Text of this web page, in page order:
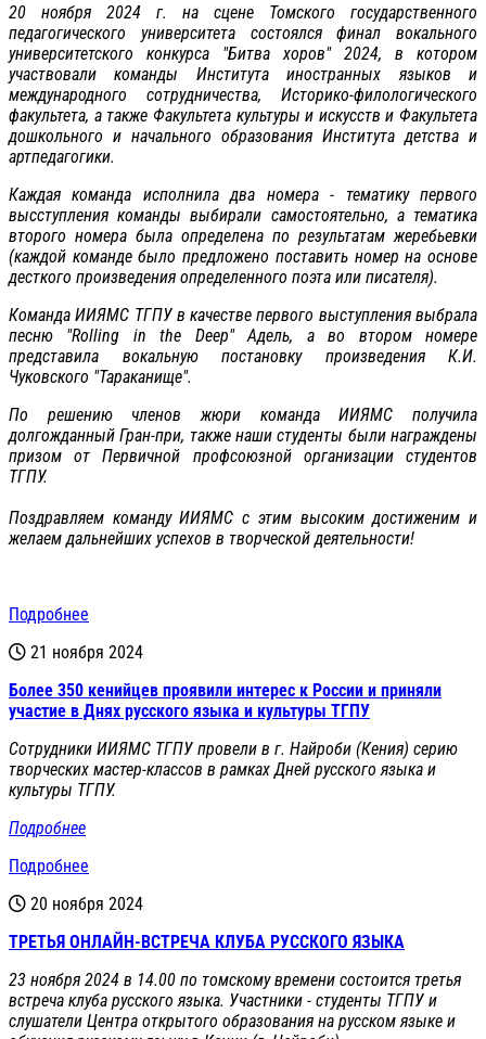
20 ноября 2024 г. на сцене Томского государственного
педагогического университета состоялся финал вокального
университетского конкурса "Битва хоров" 2024, в котором
участвовали команды Института иностранных языков и
международного сотрудничества, Историко-филологического
факультета, а также Факультета культуры и искусств и Факультета
дошкольного и начального образования Института детства и
артпедагогики.
Каждая команда исполнила два номера - тематику первого
высступления команды выбирали самостоятельно, а тематика
второго номера была определена по результатам жеребьевки
(каждой команде было предложено поставить номер на основе
десткого произведения определенного поэта или писателя).
Команда ИИЯМС ТГПУ в качестве первого выступления выбрала
песню "Rolling in the Deep" Адель, а во втором номере
представила вокальную постановку произведения К.И.
Чуковского "Тараканище".
По решению членов жюри команда ИИЯМС получила
долгожданный Гран-при, также наши студенты были награждены
призом от Первичной профсоюзной организации студентов
ТГПУ.
Поздравляем команду ИИЯМС с этим высоким достиженим и
желаем дальнейших успехов в творческой деятельности!
Подробнее
21 ноября 2024
Более 350 кенийцев проявили интерес к России и приняли
участие в Днях русского языка и культуры ТГПУ
Сотрудники ИИЯМС ТГПУ провели в г. Найроби (Кения) серию
творческих мастер-классов в рамках Дней русского языка и
культуры ТГПУ.
Подробнее
Подробнее
20 ноября 2024
ТРЕТЬЯ ОНЛАЙН-ВСТРЕЧА КЛУБА РУССКОГО ЯЗЫКА
23 ноября 2024 в 14.00 по томскому времени состоится третья
встреча клуба русского языка. Участники - студенты ТГПУ и
слушатели Центра открытого образования на русском языке и